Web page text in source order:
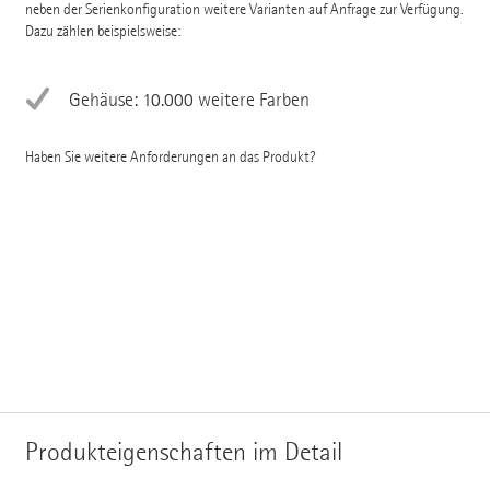
neben der Serienkonfiguration weitere Varianten auf Anfrage zur Verfügung.
Dazu zählen beispielsweise:
Gehäuse: 10.000 weitere Farben
Haben Sie weitere Anforderungen an das Produkt?
Produkteigenschaften im Detail